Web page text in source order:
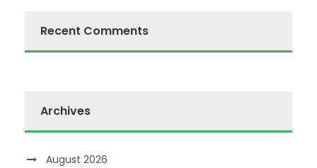
Recent Comments
Archives
August 2026